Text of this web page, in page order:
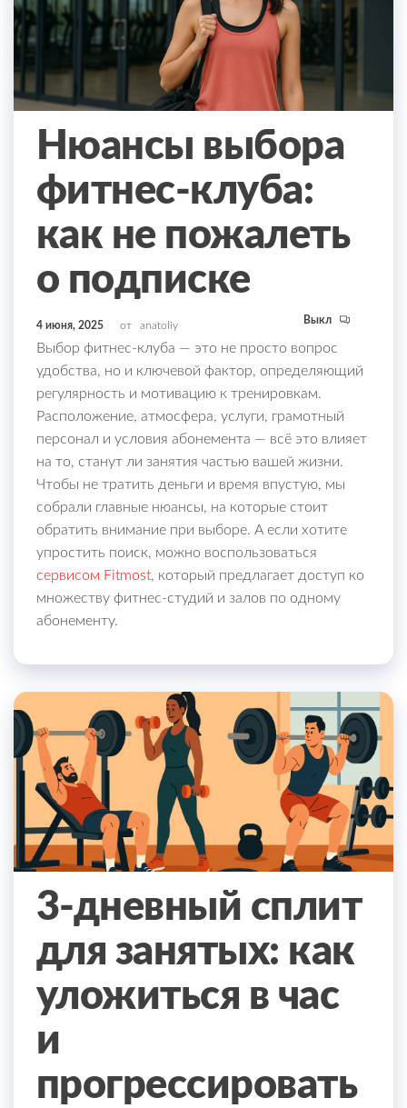
Нюансы выбора
фитнес-клуба:
как не пожалеть
о подписке
4 июня, 2025 от anatoliy Выкл
Выбор фитнес-клуба — это не просто вопрос
удобства, но и ключевой фактор, определяющий
регулярность и мотивацию к тренировкам.
Расположение, атмосфера, услуги, грамотный
персонал и условия абонемента — всё это влияет
на то, станут ли занятия частью вашей жизни.
Чтобы не тратить деньги и время впустую, мы
собрали главные нюансы, на которые стоит
обратить внимание при выборе. А если хотите
упростить поиск, можно воспользоваться
сервисом Fitmost, который предлагает доступ ко
множеству фитнес-студий и залов по одному
абонементу.
3-дневный сплит
для занятых: как
уложиться в час
и
прогрессировать